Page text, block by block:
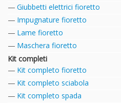
Giubbetti elettrici fioretto
Impugnature fioretto
Lame fioretto
Maschera fioretto
Kit completi
Kit completo fioretto
Kit completo sciabola
Kit completo spada